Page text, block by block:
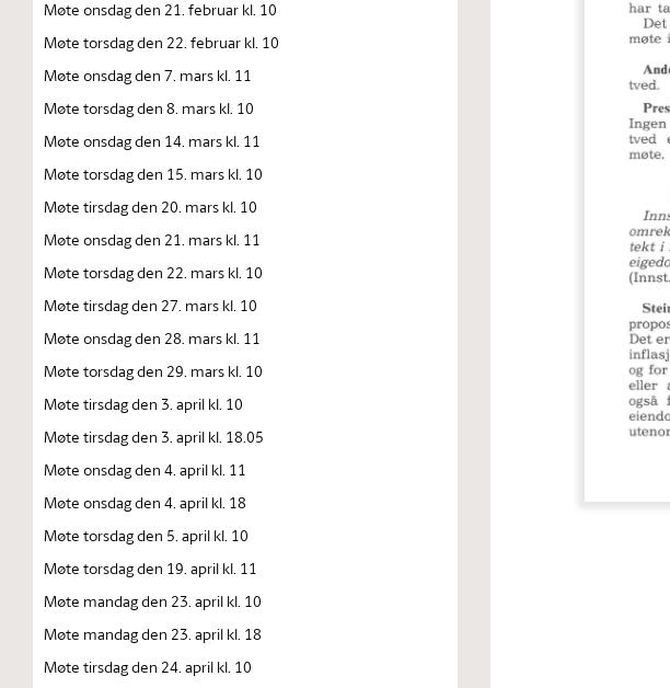
Møte onsdag den 21. februar kl. 10
Møte torsdag den 22. februar kl. 10
Møte onsdag den 7. mars kl. 11
Møte torsdag den 8. mars kl. 10
Møte onsdag den 14. mars kl. 11
Møte torsdag den 15. mars kl. 10
Møte tirsdag den 20. mars kl. 10
Møte onsdag den 21. mars kl. 11
Møte torsdag den 22. mars kl. 10
Møte tirsdag den 27. mars kl. 10
Møte onsdag den 28. mars kl. 11
Møte torsdag den 29. mars kl. 10
Møte tirsdag den 3. april kl. 10
Møte tirsdag den 3. april kl. 18.05
Møte onsdag den 4. april kl. 11
Møte onsdag den 4. april kl. 18
Møte torsdag den 5. april kl. 10
Møte torsdag den 19. april kl. 11
Møte mandag den 23. april kl. 10
Møte mandag den 23. april kl. 18
Møte tirsdag den 24. april kl. 10